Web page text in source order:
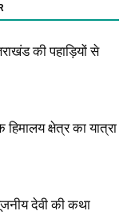
की पहाड़ियों से
क्षेत्र का यात्रा
देवी की कथा